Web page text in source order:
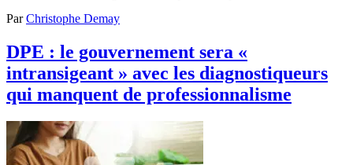
ParChristophe Demay
DPE : le gouvernement sera «
intransigeant » avec les diagnostiqueurs
qui manquent de professionnalisme